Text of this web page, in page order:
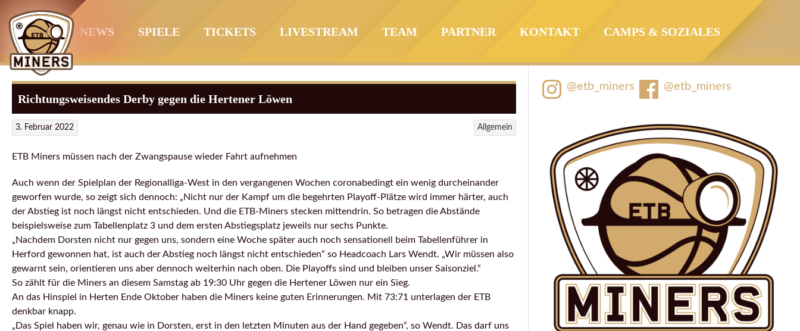
zum
Inhalt
NEWS SPIELE TICKETS LIVESTREAM TEAM PARTNER KONTAKT CAMPS & SOZIALES
Richtungsweisendes Derby gegen die Hertener Löwen
Allgemein
3. Februar 2022
ETB Miners müssen nach der Zwangspause wieder Fahrt aufnehmen
Auch wenn der Spielplan der Regionalliga-West in den vergangenen Wochen coronabedingt ein wenig durcheinander
geworfen wurde, so zeigt sich dennoch: „Nicht nur der Kampf um die begehrten Playoff-Plätze wird immer härter, auch
der Abstieg ist noch längst nicht entschieden. Und die ETB-Miners stecken mittendrin. So betragen die Abstände
beispielsweise zum Tabellenplatz 3 und dem ersten Abstiegsplatz jeweils nur sechs Punkte.
„Nachdem Dorsten nicht nur gegen uns, sondern eine Woche später auch noch sensationell beim Tabellenführer in
Herford gewonnen hat, ist auch der Abstieg noch längst nicht entschieden“ so Headcoach Lars Wendt. „Wir müssen also
gewarnt sein, orientieren uns aber dennoch weiterhin nach oben. Die Playoffs sind und bleiben unser Saisonziel.“
So zählt für die Miners an diesem Samstag ab 19:30 Uhr gegen die Hertener Löwen nur ein Sieg.
An das Hinspiel in Herten Ende Oktober haben die Miners keine guten Erinnerungen. Mit 73:71 unterlagen der ETB
denkbar knapp.
„Das Spiel haben wir, genau wie in Dorsten, erst in den letzten Minuten aus der Hand gegeben“, so Wendt. Das darf uns
@etb_miners @etb_miners